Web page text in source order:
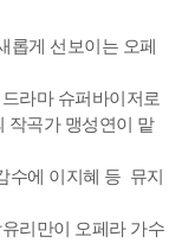
롭게 선보이는 오페
라마 슈퍼바이저로
작곡가 맹성연이 맡
수에 이지혜 등 뮤지
리만이 오페라 가수